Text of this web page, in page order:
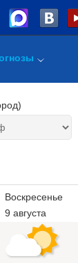
Воскресенье
9 августа